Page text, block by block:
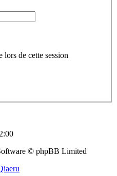
lors de cette session
© phpBB Limited